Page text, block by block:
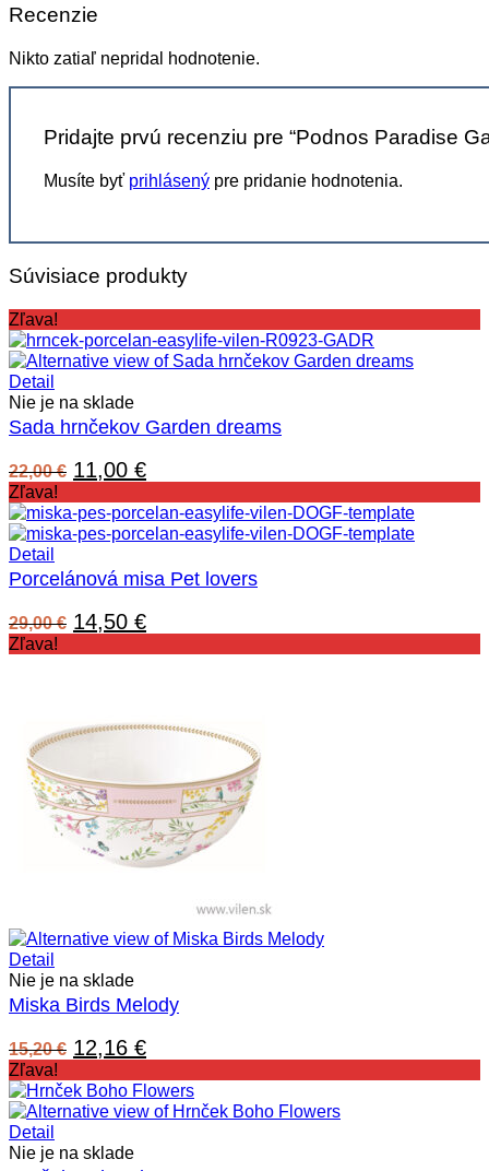
Recenzie
Nikto zatiaľ nepridal hodnotenie.
Pridajte prvú recenziu pre “Podnos Paradise
Musíte byť prihlásený pre pridanie hodnotenia.
Súvisiace produkty
Zľava!
Detail
Nie je na sklade
Sada hrnčekov Garden dreams
22,00€ Pôvodná
cena
bola:
22,00 €.
11,00 €Aktuálna
cena
je:
11,00 €.
Zľava!
Detail
Porcelánová misa Pet lovers
29,00€ Pôvodná
cena
14,50 €Aktuálna
cena
Zľava!
Detail
Nie je na sklade
Miska Birds Melody
15,20€ Pôvodná
cena
bola:
15,20 €.
12,16 €Aktuálna
cena
je:
12,16 €.
Zľava!
Detail
Nie je na sklade